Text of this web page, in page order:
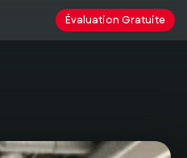
Évaluation Gratuite